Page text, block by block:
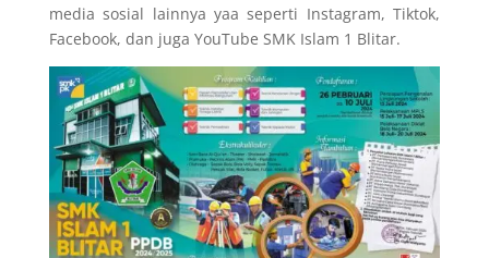
media sosial lainnya yaa seperti Instagram, Tiktok,
Facebook, dan juga YouTube SMK Islam 1 Blitar.